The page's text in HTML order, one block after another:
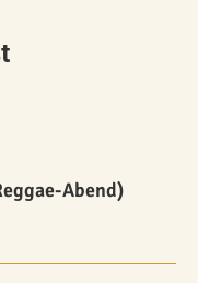
Abend)